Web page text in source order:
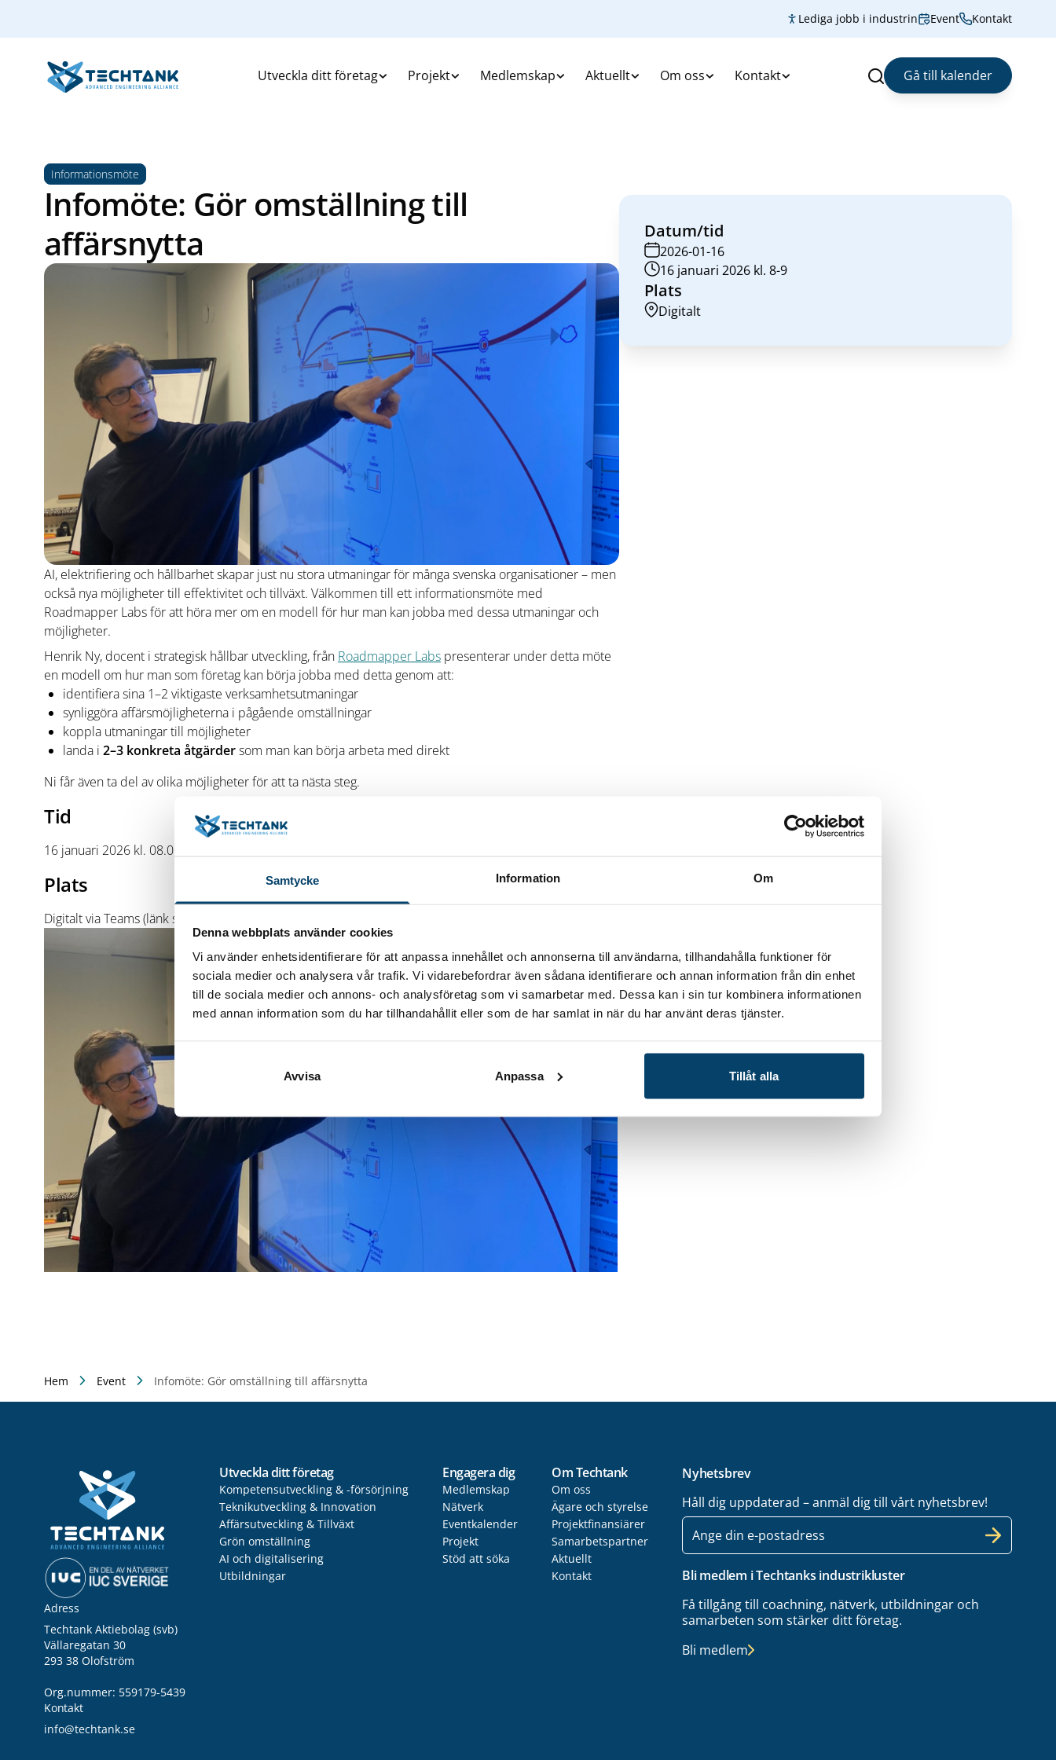
Samtycke Information Om
Denna webbplats använder cookies
Vi använder enhetsidentifierare för att anpassa innehållet och annonserna till användarna, tillhandahålla funktioner för
sociala medier och analysera vår trafik. Vi vidarebefordrar även sådana identifierare och annan information från din enhet
till de sociala medier och annons- och analysföretag som vi samarbetar med. Dessa kan i sin tur kombinera informationen
med annan information som du har tillhandahållit eller som de har samlat in när du har använt deras tjänster.
Avvisa Anpassa Tillåt alla
Lediga jobb i industrin Event Kontakt
Utveckla ditt företag Projekt Medlemskap Aktuellt Om oss Kontakt Sök Gå till kalender
Informationsmöte
Infomöte: Gör omställning till
affärsnytta
AI, elektrifiering och hållbarhet skapar just nu stora utmaningar för många svenska organisationer – men
också nya möjligheter till effektivitet och tillväxt. Välkommen till ett informationsmöte med
Roadmapper Labs för att höra mer om en modell för hur man kan jobba med dessa utmaningar och
möjligheter.
Henrik Ny, docent i strategisk hållbar utveckling, från Roadmapper Labs presenterar under detta möte
en modell om hur man som företag kan börja jobba med detta genom att:
identifiera sina 1–2 viktigaste verksamhetsutmaningar
synliggöra affärsmöjligheterna i pågående omställningar
koppla utmaningar till möjligheter
landa i 2–3 konkreta åtgärdersom man kan börja arbeta med direkt
Ni får även ta del av olika möjligheter för att ta nästa steg.
Tid
16 januari 2026 kl. 08.00-09.00
Plats
Digitalt via Teams (länk skickas ut via e-post senast dagen innan mötet)
Datum/tid
2026-01-16
16 januari 2026 kl. 8-9
Plats
Digitalt
Hem Event Infomöte: Gör omställning till affärsnytta
Adress
Techtank Aktiebolag (svb)
Vällaregatan 30
293 38 Olofström
Org.nummer: 559179-5439
Kontakt
info@techtank.se
Utveckla ditt företag
Kompetensutveckling & -försörjning
Teknikutveckling & Innovation
Affärsutveckling & Tillväxt
Grön omställning
AI och digitalisering
Utbildningar
Engagera dig
Medlemskap
Nätverk
Eventkalender
Projekt
Stöd att söka
Om Techtank
Om oss
Ägare och styrelse
Projektfinansiärer
Samarbetspartner
Aktuellt
Kontakt
Nyhetsbrev
Håll dig uppdaterad – anmäl dig till vårt nyhetsbrev!
E-
post
Bli medlem i Techtanks industrikluster
Få tillgång till coachning, nätverk, utbildningar och
samarbeten som stärker ditt företag.
Bli medlem